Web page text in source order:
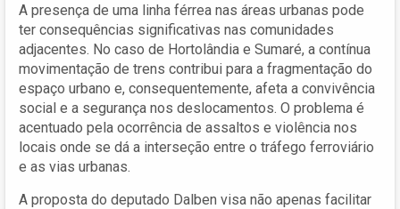
A presença de uma linha férrea nas áreas urbanas pode
ter consequências significativas nas comunidades
adjacentes. No caso de Hortolândia e Sumaré, a contínua
movimentação de trens contribui para a fragmentação do
espaço urbano e, consequentemente, afeta a convivência
social e a segurança nos deslocamentos. O problema é
acentuado pela ocorrência de assaltos e violência nos
locais onde se dá a interseção entre o tráfego ferroviário
e as vias urbanas.
A proposta do deputado Dalben visa não apenas facilitar